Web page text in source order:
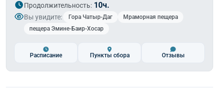
Продолжительность: 10ч.
Вы увидите: Гора Чатыр-Даг
Мраморная пещера
пещера Эмине-Баир-Хосар
Расписание Пункты сбора Отзывы